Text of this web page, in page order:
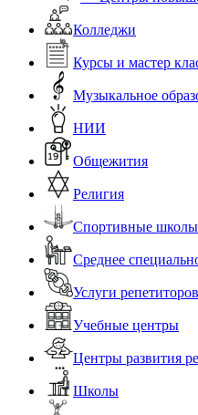
Колледжи
Курсы и мастер
Музыкальное
НИИ
Общежития
Религия
Спортивные школы
Среднее
Услуги репетиторов
Учебные центры
Центры развития
Школы